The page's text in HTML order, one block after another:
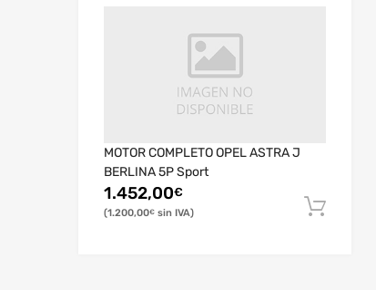
MOTOR COMPLETO OPEL ASTRA J
BERLINA 5P Sport
1.452,00€
1.200,00€